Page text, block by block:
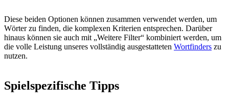
Diese beiden Optionen können zusammen verwendet werden, um
Wörter zu finden, die komplexen Kriterien entsprechen. Darüber
hinaus können sie auch mit „Weitere Filter“ kombiniert werden, um
die volle Leistung unseres vollständig ausgestatteten Wortfinders zu
nutzen.
Spielspezifische Tipps